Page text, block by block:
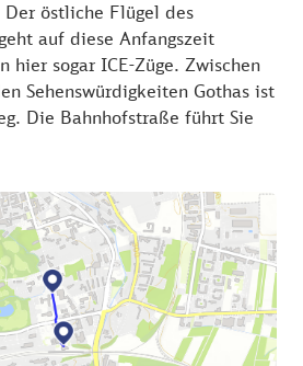
östliche Flügel des
auf diese Anfangszeit
hier sogar ICE-Züge. Zwischen
Sehenswürdigkeiten Gothas ist
Die Bahnhofstraße führt Sie